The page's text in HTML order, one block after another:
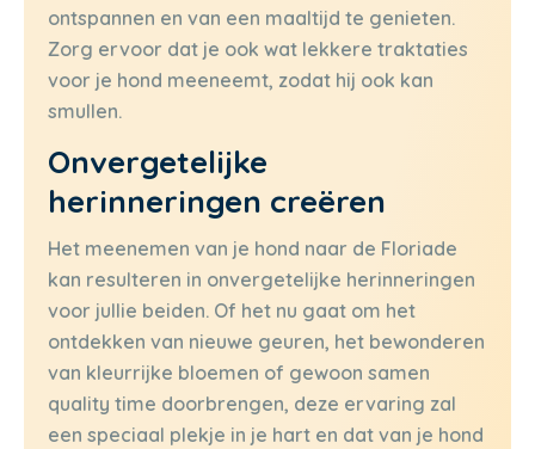
ontspannen en van een maaltijd te genieten.
Zorg ervoor dat je ook wat lekkere traktaties
voor je hond meeneemt, zodat hij ook kan
smullen.
Onvergetelijke
herinneringen creëren
Het meenemen van je hond naar de Floriade
kan resulteren in onvergetelijke herinneringen
voor jullie beiden. Of het nu gaat om het
ontdekken van nieuwe geuren, het bewonderen
van kleurrijke bloemen of gewoon samen
quality time doorbrengen, deze ervaring zal
een speciaal plekje in je hart en dat van je hond